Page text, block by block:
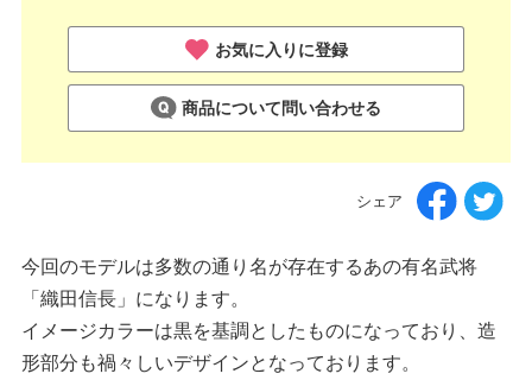
お気に入りに登録
商品について問い合わせる
シェア
今回のモデルは多数の通り名が存在するあの有名武将
「織田信長」になります。
イメージカラーは黒を基調としたものになっており、造
形部分も禍々しいデザインとなっております。